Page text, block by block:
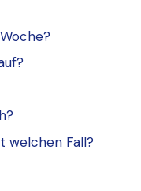
welchen Fall?